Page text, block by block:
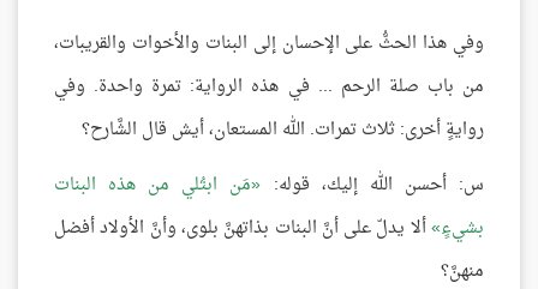
وفي هذا الحثُّ على الإحسان إلى البنات والأخوات والقريبات،
من باب صلة الرحم ... في هذه الرواية: تمرة واحدة. وفي
روايةٍ أخرى: ثلاث تمرات. الله المستعان، أيش قال الشَّارح؟
س: أحسن الله إليك، قوله:
مَن ابتُلي من هذه البنات
بشيءٍ ألا يدلّ على أنَّ البنات بذاتهنَّ بلوى، وأنَّ الأولاد أفضل
منهنَّ؟